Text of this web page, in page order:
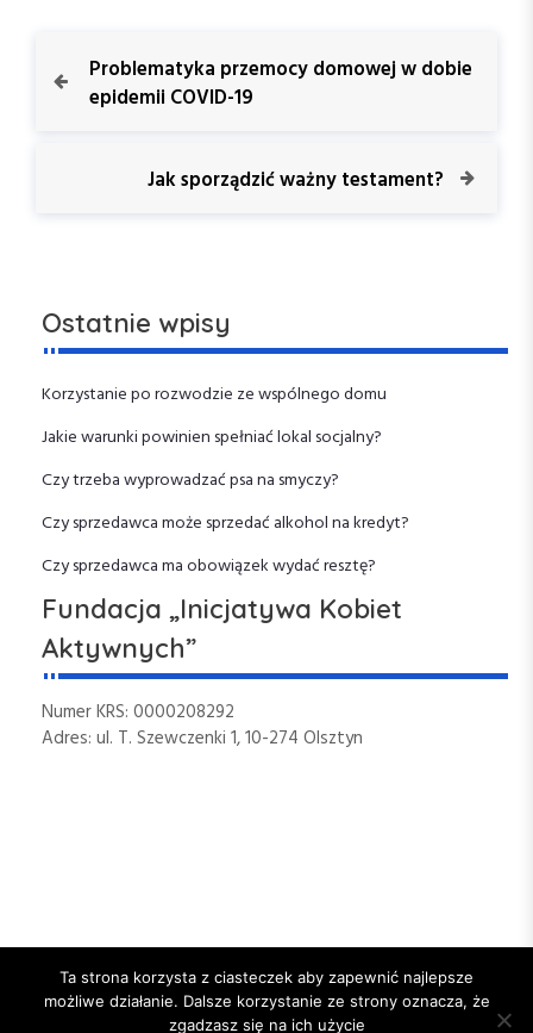
a
c
j
a
w
p
i
s
u
P
r
s
t
Problematyka przemocy domowej w dobie
epidemii COVID-19
s
t
Jak sporządzić ważny testament?
Ostatnie wpisy
Korzystanie po rozwodzie ze wspólnego domu
Jakie warunki powinien spełniać lokal socjalny?
Czy trzeba wyprowadzać psa na smyczy?
Czy sprzedawca może sprzedać alkohol na kredyt?
Czy sprzedawca ma obowiązek wydać resztę?
Fundacja „Inicjatywa Kobiet
Aktywnych”
Numer KRS: 0000208292
Adres: ul. T. Szewczenki 1, 10-274 Olsztyn
Ta strona korzysta z ciasteczek aby zapewnić najlepsze
możliwe działanie. Dalsze korzystanie ze strony oznacza, że
zgadzasz się na ich użycie